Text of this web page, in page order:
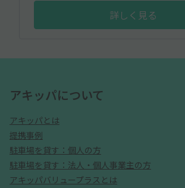
詳しく見る
アキッパについて
アキッパとは
提携事例
駐車場を貸す：個人の方
駐車場を貸す：法人・個人事業主の方
アキッパバリュープラスとは